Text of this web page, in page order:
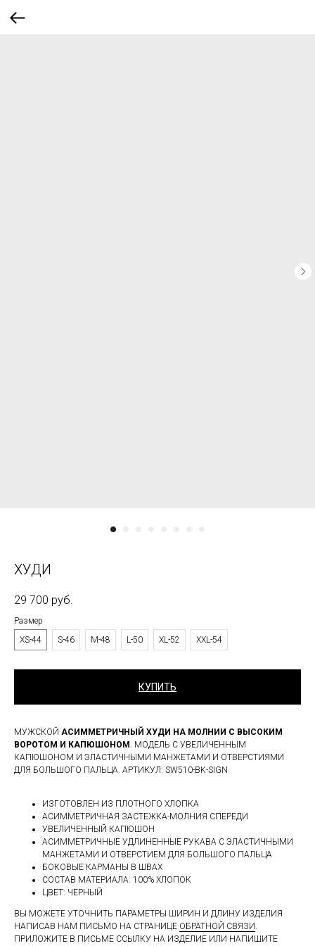
ХУДИ
29 700 руб.
Размер
XS-44
S-46 M-48 L-50 XL-52 XXL-54
КУПИТЬ
МУЖСКОЙ АСИММЕТРИЧНЫЙ ХУДИ НА МОЛНИИ С ВЫСОКИМ
ВОРОТОМ И КАПЮШОНОМ . МОДЕЛЬ С УВЕЛИЧЕННЫМ
КАПЮШОНОМ И ЭЛАСТИЧНЫМИ МАНЖЕТАМИ И ОТВЕРСТИЯМИ
ДЛЯ БОЛЬШОГО ПАЛЬЦА. АРТИКУЛ: SW510-BK-SIGN
ИЗГОТОВЛЕН ИЗ ПЛОТНОГО ХЛОПКА
АСИММЕТРИЧНАЯ ЗАСТЕЖКА-МОЛНИЯ СПЕРЕДИ
УВЕЛИЧЕННЫЙ КАПЮШОН
АСИММЕТРИЧНЫЕ УДЛИНЕННЫЕ РУКАВА С ЭЛАСТИЧНЫМИ
МАНЖЕТАМИ И ОТВЕРСТИЕМ ДЛЯ БОЛЬШОГО ПАЛЬЦА
БОКОВЫЕ КАРМАНЫ В ШВАХ
СОСТАВ МАТЕРИАЛА: 100% ХЛОПОК
ЦВЕТ: ЧЕРНЫЙ
ВЫ МОЖЕТЕ УТОЧНИТЬ ПАРАМЕТРЫ ШИРИН И ДЛИНУ ИЗДЕЛИЯ
НАПИСАВ НАМ ПИСЬМО НА СТРАНИЦЕ ОБРАТНОЙ СВЯЗИ.
ПРИЛОЖИТЕ В ПИСЬМЕ ССЫЛКУ НА ИЗДЕЛИЕ ИЛИ НАПИШИТЕ